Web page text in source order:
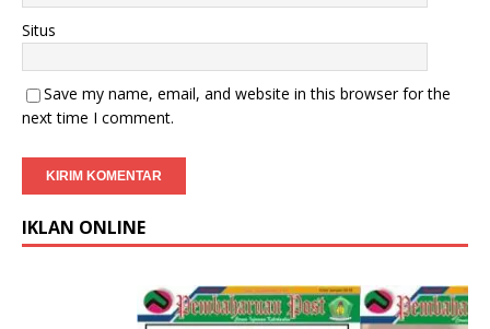
Situs
Save my name, email, and website in this browser for the
next time I comment.
IKLAN ONLINE